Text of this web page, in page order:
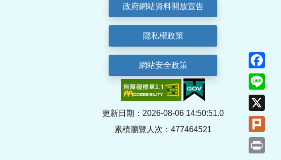
政府網站資料開放宣告
隱私權政策
網站安全政策
更新日期：2026-08-06 14:50:51.0
累積瀏覽人次：477464521